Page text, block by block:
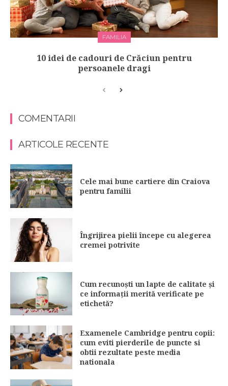
FAMILIA
10 idei de cadouri de Crăciun pentru
persoanele dragi
COMENTARII
ARTICOLE RECENTE
Cele mai bune cartiere din Craiova
pentru familii
Îngrijirea pielii începe cu alegerea
cremei potrivite
Cum recunoști un lapte de calitate și
ce informații merită verificate pe
etichetă?
Examenele Cambridge pentru copii:
cum eviti pierderile de puncte si
obtii rezultate peste media
nationala